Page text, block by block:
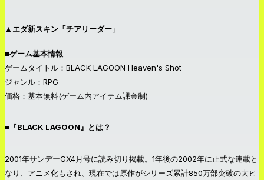
▲エダ新スキン「チアリーダー」
■ゲーム基本情報
ゲームタイトル：BLACK LAGOON Heaven's Shot
ジャンル：RPG
価格：基本無料(ゲーム内アイテム課金制)
■『BLACK LAGOON』とは？
2001年サンデーGX4月号に読み切り掲載。1年後の2002年に正式な連載と
なり、アニメ化もされ、現在では原作がシリーズ累計850万部突破の大ヒ